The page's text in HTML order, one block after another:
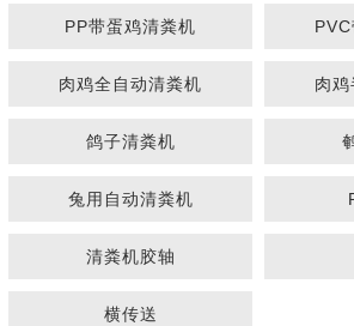
PP带蛋鸡清粪机
肉鸡全自动清粪机 肉
鸽子清粪机
兔用自动清粪机
清粪机胶轴
横传送